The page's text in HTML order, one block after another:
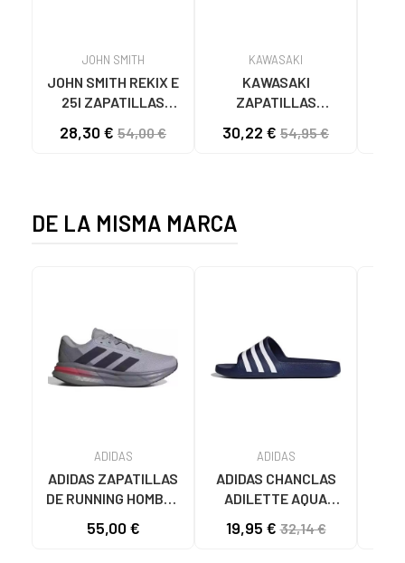
JOHN SMITH
JOHN SMITH REKIX E
25I ZAPATILLAS
NEGRO NEGRO
28,30 € 54,00 €
KAWASAKI
KAWASAKI
ZAPATILLAS
CANVAS K192495
30,22 € 54,95 €
DE LA MISMA MARCA
ADIDAS
ADIDAS ZAPATILLAS
DE RUNNING HOMBRE
GRIS VARIOS
55,00 €
ADIDAS
ADIDAS CHANCLAS
ADILETTE AQUA
19,95 €32,14 €